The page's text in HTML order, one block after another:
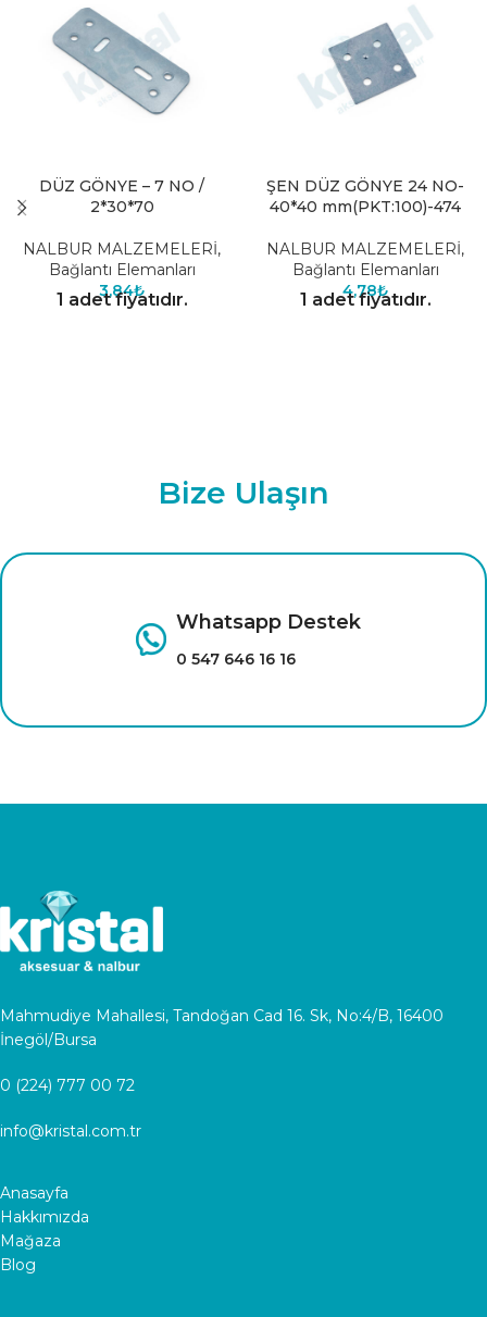
DÜZ GÖNYE – 7 NO /
2*30*70
NALBUR MALZEMELERİ,
Bağlantı Elemanları
3,84₺
1 adet fiyatıdır.
ŞEN DÜZ GÖNYE 24 NO-
40*40 mm(PKT:100)-474
NALBUR MALZEMELERİ,
Bağlantı Elemanları
4,78₺
1 adet fiyatıdır.
Bize Ulaşın
Whatsapp Destek
0 547 646 16 16
Mahmudiye Mahallesi, Tandoğan Cad 16. Sk, No:4/B, 16400
İnegöl/Bursa
0 (224) 777 00 72
info@kristal.com.tr
Anasayfa
Hakkımızda
Mağaza
Blog